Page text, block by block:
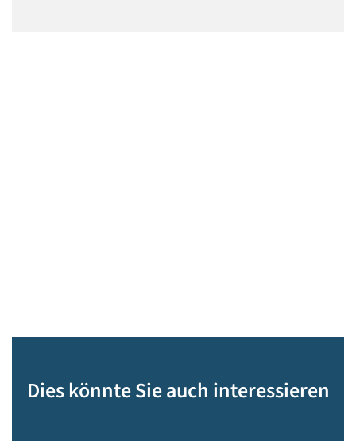
Dies könnte Sie auch interessieren